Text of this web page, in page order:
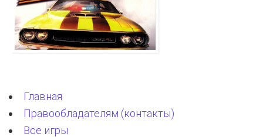
Главная
Правообладателям (контакты)
Все игры